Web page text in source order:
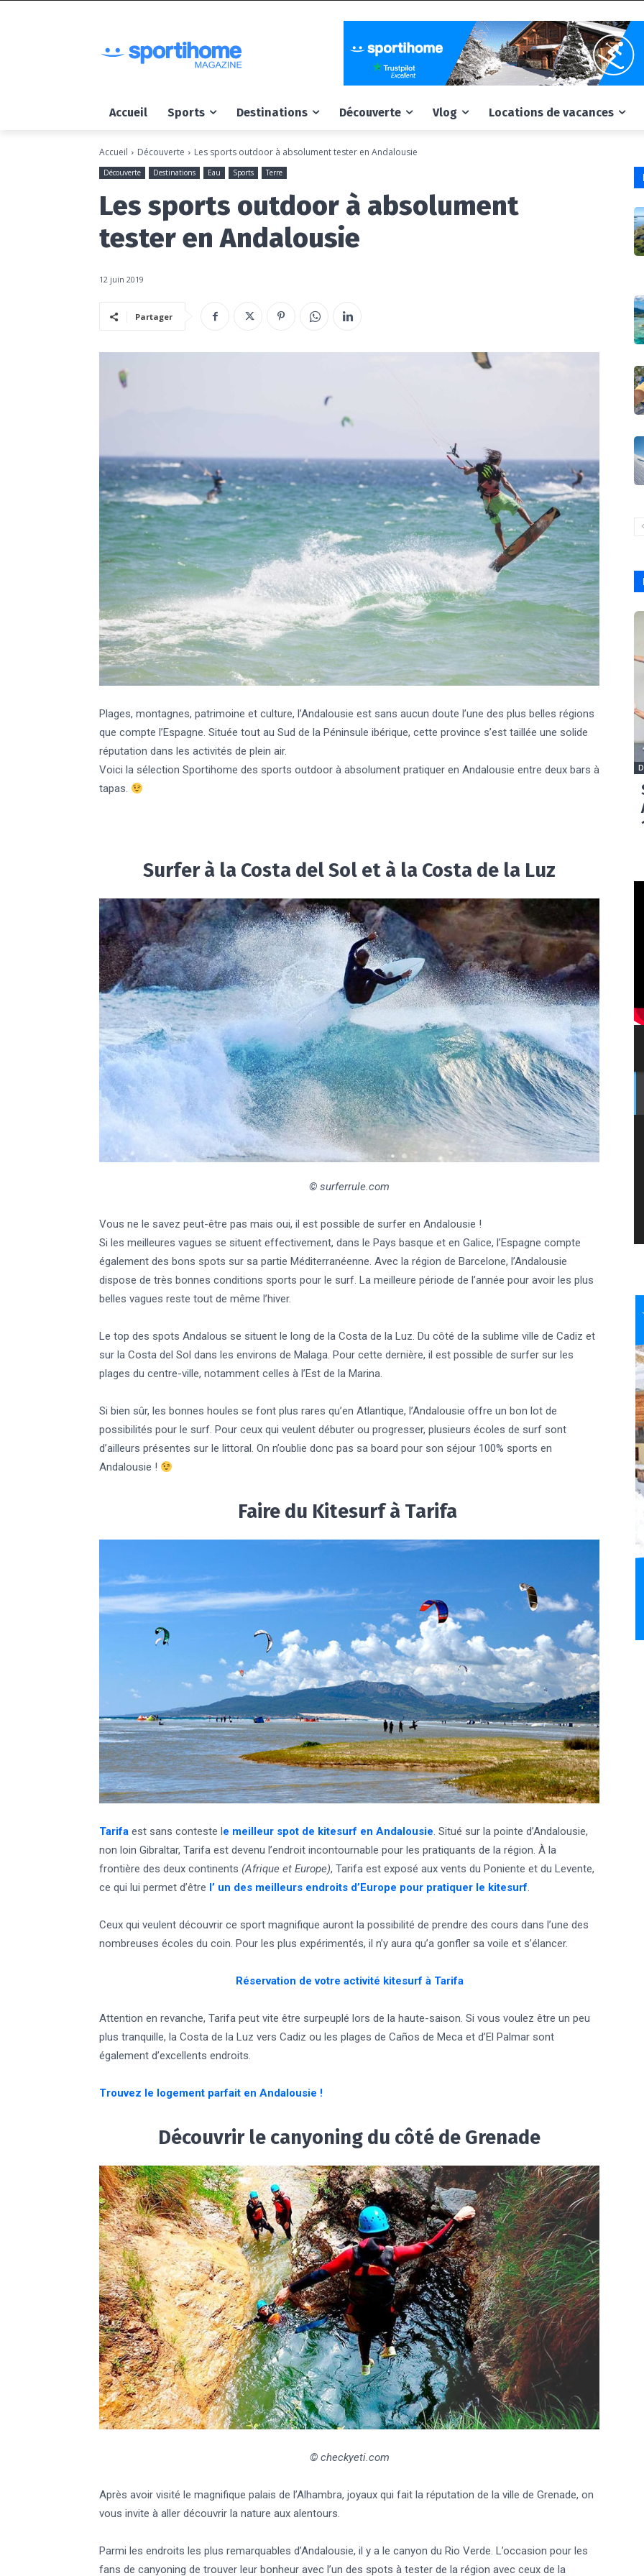
Accueil Sports Destinations Découverte Vlog Locations de vacances
Accueil Découverte Les sports outdoor à absolument tester en Andalousie
Découverte Destinations Eau Sports Terre
Les sports outdoor à absolument
tester en Andalousie
12 juin 2019
Partager
Plages, montagnes, patrimoine et culture, l’Andalousie est sans aucun doute l’une des plus belles régions
que compte l’Espagne. Située tout au Sud de la Péninsule ibérique, cette province s’est taillée une solide
réputation dans les activités de plein air.
Voici la sélection Sportihome des sports outdoor à absolument pratiquer en Andalousie entre deux bars à
tapas.
Surfer à la Costa del Sol et à la Costa de la Luz
© surferrule.com
Vous ne le savez peut-être pas mais oui, il est possible de surfer en Andalousie !
Si les meilleures vagues se situent effectivement, dans le Pays basque et en Galice, l’Espagne compte
également des bons spots sur sa partie Méditerranéenne. Avec la région de Barcelone, l’Andalousie
dispose de très bonnes conditions sports pour le surf. La meilleure période de l’année pour avoir les plus
belles vagues reste tout de même l’hiver.
Le top des spots Andalous se situent le long de la Costa de la Luz. Du côté de la sublime ville de Cadiz et
sur la Costa del Sol dans les environs de Malaga. Pour cette dernière, il est possible de surfer sur les
plages du centre-ville, notamment celles à l’Est de la Marina.
Si bien sûr, les bonnes houles se font plus rares qu’en Atlantique, l’Andalousie offre un bon lot de
possibilités pour le surf. Pour ceux qui veulent débuter ou progresser, plusieurs écoles de surf sont
d’ailleurs présentes sur le littoral. On n’oublie donc pas sa board pour son séjour 100% sports en
Andalousie !
Faire du Kitesurf à Tarifa
Tarifa est sans conteste l e meilleur spot de kitesurf en Andalousie. Situé sur la pointe d’Andalousie,
non loin Gibraltar, Tarifa est devenu l’endroit incontournable pour les pratiquants de la région. À la
frontière des deux continents (Afrique et Europe), Tarifa est exposé aux vents du Poniente et du Levente,
ce qui lui permet d’être l’ un des meilleurs endroits d’Europe pour pratiquer le kitesurf.
Ceux qui veulent découvrir ce sport magnifique auront la possibilité de prendre des cours dans l’une des
nombreuses écoles du coin. Pour les plus expérimentés, il n’y aura qu’a gonfler sa voile et s’élancer.
Réservation de votre activité kitesurf à Tarifa
Attention en revanche, Tarifa peut vite être surpeuplé lors de la haute-saison. Si vous voulez être un peu
plus tranquille, la Costa de la Luz vers Cadiz ou les plages de Caños de Meca et d’El Palmar sont
également d’excellents endroits.
Trouvez le logement parfait en Andalousie !
Découvrir le canyoning du côté de Grenade
© checkyeti.com
Après avoir visité le magnifique palais de l’Alhambra, joyaux qui fait la réputation de la ville de Grenade, on
vous invite à aller découvrir la nature aux alentours.
Parmi les endroits les plus remarquables d’Andalousie, il y a le canyon du Rio Verde. L’occasion pour les
fans de canyoning de trouver leur bonheur avec l’un des spots à tester de la région avec ceux de la